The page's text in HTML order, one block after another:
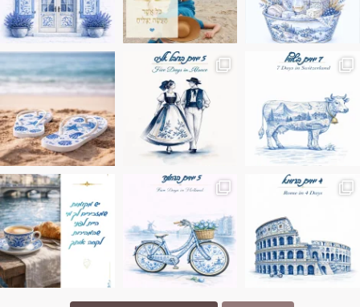
בחבל אלזס צרפת
בחופשה שבו הכל נהיה פשוט יותר. החול, הי
Instagram post
Instagram post 17994326828955248